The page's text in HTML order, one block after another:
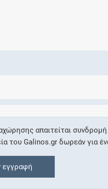
τηςαπαιτείται συνδρομή
του Galinos.gr δωρεάν για